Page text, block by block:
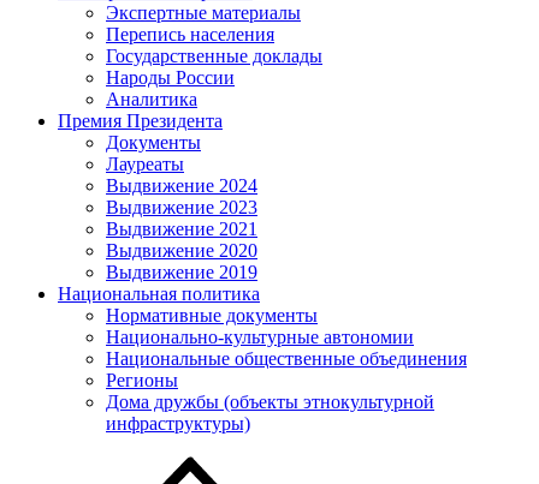
Экспертные материалы
Перепись населения
Государственные доклады
Народы России
Аналитика
Премия Президента
Документы
Лауреаты
Выдвижение 2024
Выдвижение 2023
Выдвижение 2021
Выдвижение 2020
Выдвижение 2019
Национальная политика
Нормативные документы
Национально-культурные автономии
Национальные общественные объединения
Регионы
Дома дружбы (объекты этнокультурной
инфраструктуры)